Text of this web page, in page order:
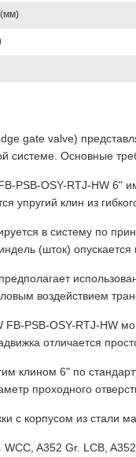
gate valve)
системе. Основные
PSB-OSY-RTJ-HW
упругий клин из
в систему по
(шток)
воздействием
PSB-OSY-RTJ-HW
отличается
клином 6" по
проходного
с корпусом из стали
A352 Gr. LCB,